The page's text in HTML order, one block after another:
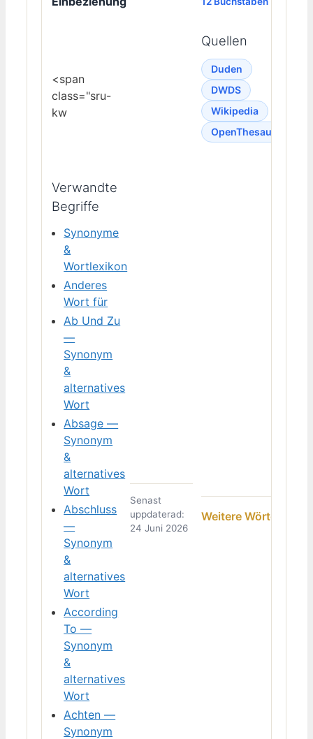
<span
class="sru-
kw
Quellen
Duden
DWDS
Wikipedia
OpenThesaurus
Verwandte
Begriffe
Synonyme
&
Wortlexikon
Anderes
Wort für
Ab Und Zu
—
Synonym
&
alternatives
Wort
Absage —
Synonym
&
alternatives
Wort
Abschluss
—
Synonym
&
alternatives
Wort
According
To —
Synonym
&
alternatives
Wort
Achten —
Synonym
Senast
uppdaterad:
24 Juni 2026
Weitere Wörter →